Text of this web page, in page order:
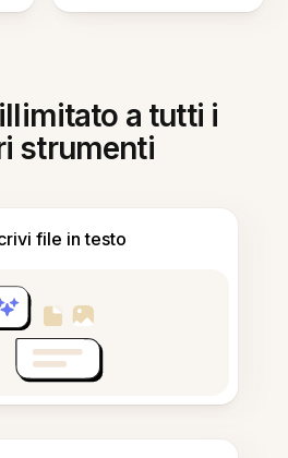
a tutti i
strumenti
file in testo